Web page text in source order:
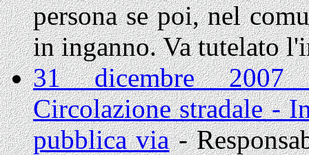
persona se poi, nel
in inganno. Va tutelato
31 dicembre 2007
Circolazione stradale -
pubblica via-